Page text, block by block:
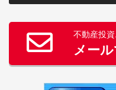
不動産投
メー